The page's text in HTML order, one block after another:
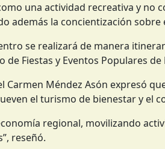
una actividad recreativa y no
además la concientización sobre
se realizará de manera
Fiestas y Eventos Populares de
Carmen Méndez Asón expresó
el turismo de bienestar y el
regional, movilizando
reseñó.